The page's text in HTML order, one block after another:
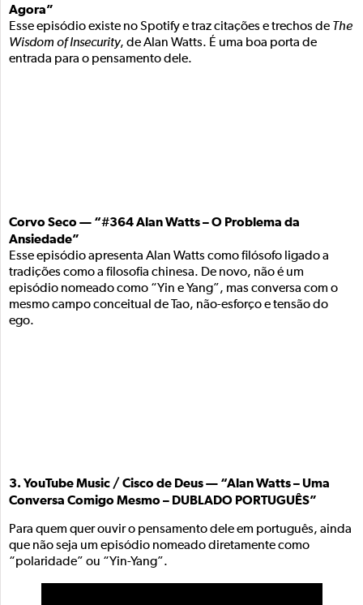
Agora”
Esse episódio existe no Spotify e traz citações e trechos de The
Wisdom of Insecurity, de Alan Watts. É uma boa porta de
entrada para o pensamento dele.
Corvo Seco — “#364 Alan Watts – O Problema da
Ansiedade”
Esse episódio apresenta Alan Watts como filósofo ligado a
tradições como a filosofia chinesa. De novo, não é um
episódio nomeado como “Yin e Yang”, mas conversa com o
mesmo campo conceitual de Tao, não-esforço e tensão do
ego.
3. YouTube Music / Cisco de Deus — “Alan Watts – Uma
Conversa Comigo Mesmo – DUBLADO PORTUGUÊS”
Para quem quer ouvir o pensamento dele em português, ainda
que não seja um episódio nomeado diretamente como
“polaridade” ou “Yin-Yang”.